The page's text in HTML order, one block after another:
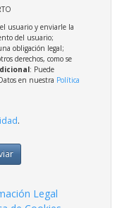
usuario y enviarle la
del usuario;
obligación legal;
derechos, como se
: Puede
en nuestra Política
.
Legal